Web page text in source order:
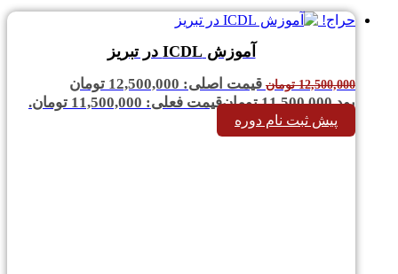
حراج!
آموزش ICDL در تبریز
12,500,000 تومان
قیمت اصلی: 12,500,000 تومان
بود.11,500,000 تومانقیمت فعلی: 11,500,000 تومان.
پیش ثبت نام دوره